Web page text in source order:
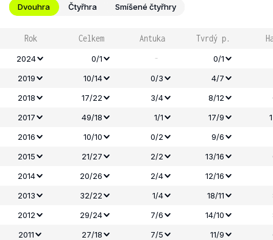
Dvouhra Čtyřhra Smíšené čtyřhry
Rok Celkem Antuka Tvrdý p.
2024 0/1 -
0/1
2019
10/14 0/3
4/7
2018
17/22 3/4 8/12
2017
49/18 1/1 17/9
2016
10/10 0/2
9/6
2015
21/27 2/2 13/16
2014
20/26 2/4 12/16
2013
32/22 1/4 18/11
2012
29/24 7/6 14/10
2011
27/18 7/5 11/9